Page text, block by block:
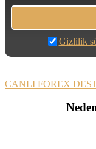
Gizlilik
CANLI FOREX